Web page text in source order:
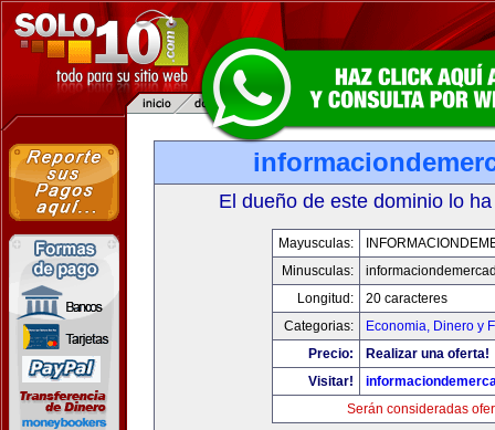
El dueño de este dominio lo
Mayusculas:
Minusculas:
Longitud:
20 caracteres
Categorias:
Economia, Dinero y
Precio:
Realizar una oferta!
Visitar!
Serán consideradas